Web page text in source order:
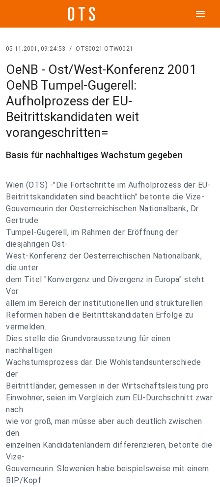
menu
05.11.2001, 09:24:53 / OTS0021 OTW0021
OeNB - Ost/West-Konferenz 2001
OeNB Tumpel-Gugerell:
Aufholprozess der EU-
Beitrittskandidaten weit
vorangeschritten=
Basis für nachhaltiges Wachstum gegeben
Wien (OTS) -"Die Fortschritte im Aufholprozess der EU-
Beitrittskandidaten sind beachtlich" betonte die Vize-
Gouverneurin der Oesterreichischen Nationalbank, Dr.
Gertrude
Tumpel-Gugerell, im Rahmen der Eröffnung der
diesjährigen Ost-
West-Konferenz der Oesterreichischen Nationalbank,
die unter
dem Titel "Konvergenz und Divergenz in Europa" steht.
Vor
allem im Bereich der institutionellen und strukturellen
Reformen haben die Beitrittskandidaten Erfolge zu
vermelden.
Dies stelle die Grundvoraussetzung für einen
nachhaltigen
Wachstumsprozess dar. Die Wohlstandsunterschiede
der
Beitrittländer, gemessen in der Wirtschaftsleistung pro
Einwohner, seien im Vergleich zum EU-Durchschnitt zwar
nach
wie vor groß, man müsse aber auch deutlich zwischen
den
einzelnen Kandidatenländern differenzieren, betonte die
Vize-
Gouverneurin. Slowenien habe beispielsweise mit einem
BIP/Kopf